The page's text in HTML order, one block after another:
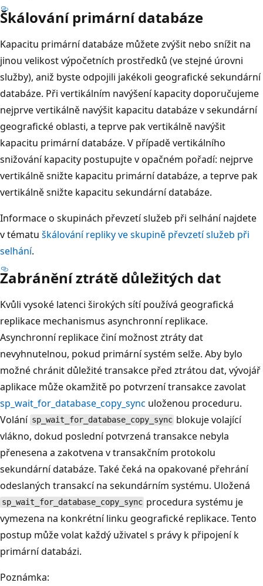
Škálování primární databáze
Kapacitu primární databáze můžete zvýšit nebo snížit na
jinou velikost výpočetních prostředků (ve stejné úrovni
služby), aniž byste odpojili jakékoli geografické sekundární
databáze. Při vertikálním navýšení kapacity doporučujeme
nejprve vertikálně navýšit kapacitu databáze v sekundární
geografické oblasti, a teprve pak vertikálně navýšit
kapacitu primární databáze. V případě vertikálního
snižování kapacity postupujte v opačném pořadí: nejprve
vertikálně snižte kapacitu primární databáze, a teprve pak
vertikálně snižte kapacitu sekundární databáze.
Informace o skupinách převzetí služeb při selhání najdete
v tématu škálování repliky ve skupině převzetí služeb při
selhání.
Zabránění ztrátě důležitých dat
Kvůli vysoké latenci širokých sítí používá geografická
replikace mechanismus asynchronní replikace.
Asynchronní replikace činí možnost ztráty dat
nevyhnutelnou, pokud primární systém selže. Aby bylo
možné chránit důležité transakce před ztrátou dat, vývojář
aplikace může okamžitě po potvrzení transakce zavolat
sp_wait_for_database_copy_sync uloženou proceduru.
Volání sp_wait_for_database_copy_sync blokuje volající
vlákno, dokud poslední potvrzená transakce nebyla
přenesena a zakotvena v transakčním protokolu
sekundární databáze. Také čeká na opakované přehrání
odeslaných transakcí na sekundárním systému. Uložená
sp_wait_for_database_copy_sync procedura systému je
vymezena na konkrétní linku geografické replikace. Tento
postup může volat každý uživatel s právy k připojení k
primární databázi.
Poznámka: